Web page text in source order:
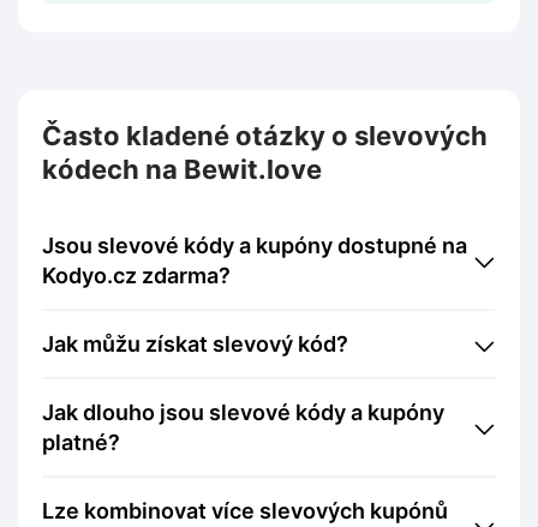
Často kladené otázky o slevových
kódech na Bewit.love
Jsou slevové kódy a kupóny dostupné na
Kodyo.cz zdarma?
Jak můžu získat slevový kód?
Jak dlouho jsou slevové kódy a kupóny
platné?
Lze kombinovat více slevových kupónů